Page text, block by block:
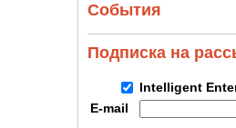
События
Подписка на
Intelligent
E-mail